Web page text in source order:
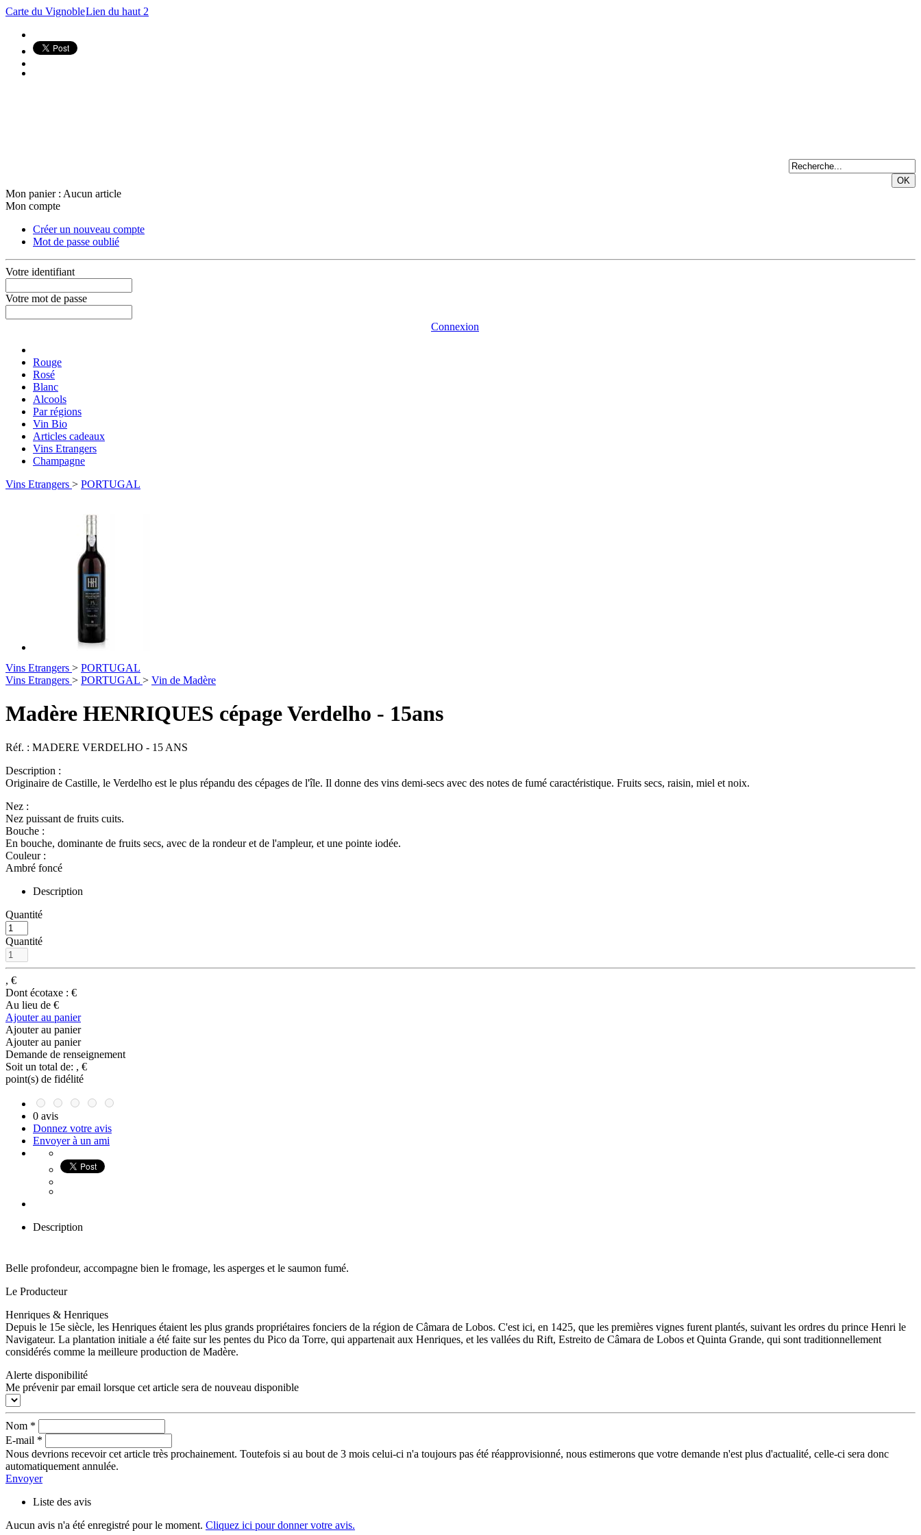
Carte du VignobleLien du haut 2
Mon panier : Aucun article
Mon compte
Créer un nouveau compte
Mot de passe oublié
Votre identifiant
Votre mot de passe
Connexion
Rouge
Rosé
Blanc
Alcools
Par régions
Vin Bio
Articles cadeaux
Vins Etrangers
Champagne
Vins Etrangers > PORTUGAL
Vins Etrangers > PORTUGAL
Vins Etrangers > PORTUGAL > Vin de Madère
Madère HENRIQUES cépage Verdelho - 15ans
Réf. : MADERE VERDELHO - 15 ANS
Description :
Originaire de Castille, le Verdelho est le plus répandu des cépages de l'île. Il donne des vins demi-secs avec des notes de fumé caractéristique. Fruits secs, raisin, miel et noix.
Nez :
Nez puissant de fruits cuits.
Bouche :
En bouche, dominante de fruits secs, avec de la rondeur et de l'ampleur, et une pointe iodée.
Couleur :
Ambré foncé
Description
Quantité
Quantité
, €
Dont écotaxe : €
Au lieu de €
Ajouter au panier
Ajouter au panier
Ajouter au panier
Demande de renseignement
Soit un total de: , €
point(s) de fidélité
0 avis
Donnez votre avis
Envoyer à un ami
Description
Belle profondeur, accompagne bien le fromage, les asperges et le saumon fumé.
Le Producteur
Henriques & Henriques
Depuis le 15e siècle, les Henriques étaient les plus grands propriétaires fonciers de la région de Câmara de Lobos. C'est ici, en 1425, que les premières vignes furent plantés, suivant les ordres du prince Henri le
Navigateur. La plantation initiale a été faite sur les pentes du Pico da Torre, qui appartenait aux Henriques, et les vallées du Rift, Estreito de Câmara de Lobos et Quinta Grande, qui sont traditionnellement
considérés comme la meilleure production de Madère.
Alerte disponibilité
Me prévenir par email lorsque cet article sera de nouveau disponible
Nom *
E-mail *
Nous devrions recevoir cet article très prochainement. Toutefois si au bout de 3 mois celui-ci n'a toujours pas été réapprovisionné, nous estimerons que votre demande n'est plus d'actualité, celle-ci sera donc
automatiquement annulée.
Envoyer
Liste des avis
Aucun avis n'a été enregistré pour le moment. Cliquez ici pour donner votre avis.